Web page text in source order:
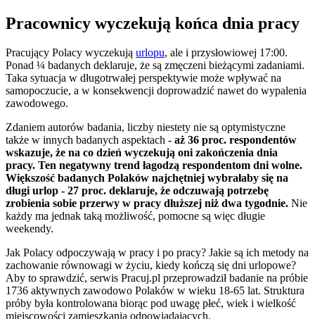
Pracownicy wyczekują końca dnia pracy
Pracujący Polacy wyczekują urlopu, ale i przysłowiowej 17:00.
Ponad ¼ badanych deklaruje, że są zmęczeni bieżącymi zadaniami.
Taka sytuacja w długotrwałej perspektywie może wpływać na
samopoczucie, a w konsekwencji doprowadzić nawet do wypalenia
zawodowego.
Zdaniem autorów badania, liczby niestety nie są optymistyczne
także w innych badanych aspektach - aż 36 proc. respondentów
wskazuje, że na co dzień wyczekują oni zakończenia dnia
pracy. Ten negatywny trend łagodzą respondentom dni wolne.
Większość badanych Polaków najchętniej wybrałaby się na
długi urlop - 27 proc. deklaruje, że odczuwają potrzebę
zrobienia sobie przerwy w pracy dłuższej niż dwa tygodnie. Nie
każdy ma jednak taką możliwość, pomocne są więc długie
weekendy.
Jak Polacy odpoczywają w pracy i po pracy? Jakie są ich metody na
zachowanie równowagi w życiu, kiedy kończą się dni urlopowe?
Aby to sprawdzić, serwis Pracuj.pl przeprowadził badanie na próbie
1736 aktywnych zawodowo Polaków w wieku 18-65 lat. Struktura
próby była kontrolowana biorąc pod uwagę płeć, wiek i wielkość
miejscowości zamieszkania odpowiadających.